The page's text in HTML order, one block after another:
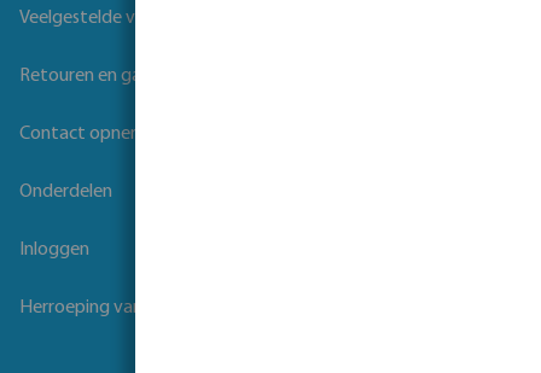
Veelgestelde vragen
Retouren en garantie
Contact opnemen
Onderdelen
Inloggen
Herroeping van overeenkomst